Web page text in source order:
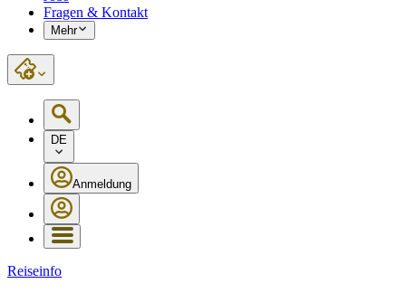
Fragen & Kontakt
Mehr
DE
Anmeldung
Reiseinfo